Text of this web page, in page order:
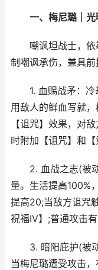
一、梅尼璐｜光
嘲讽坦战士，依
制嘲讽承伤，兼具前
1. 血赐战矛：冷
用敌人的鲜血写就
【诅咒】效果，对
时附加【诅咒】和【
2. 血战之志(被动
量。生活提高100%
提高20;当敌方诅咒
祝福IV】;普通攻击
3. 暗阳庇护(被动
当梅尼璐遭受攻击